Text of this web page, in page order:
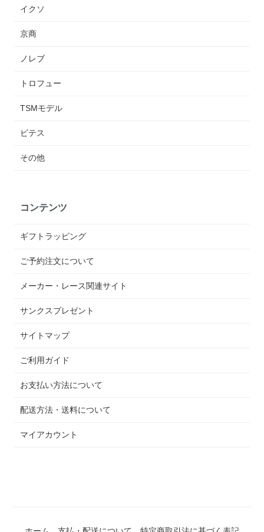
イクソ
京商
ノレブ
トロフュー
TSMモデル
ビテス
その他
コンテンツ
ギフトラッピング
ご予約注文について
メーカー・レース関連サイト
サンクスプレゼント
サイトマップ
ご利用ガイド
お支払い方法について
配送方法・送料について
マイアカウント